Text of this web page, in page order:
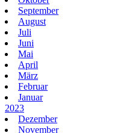
September
August
Juli
Juni
Mai
April
März
Februar
Januar
2023
Dezember
November